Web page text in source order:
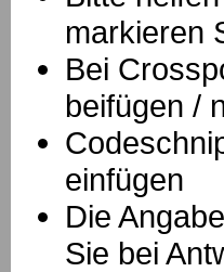
markieren
Bei
beifügen /
einfügen
Die
Sie bei